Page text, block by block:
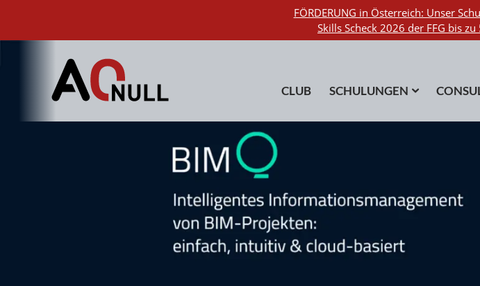
FÖRDERUNG in Österreich: Unser
Skills Scheck 2026 der FFG bis
CLUB SCHULUNGEN